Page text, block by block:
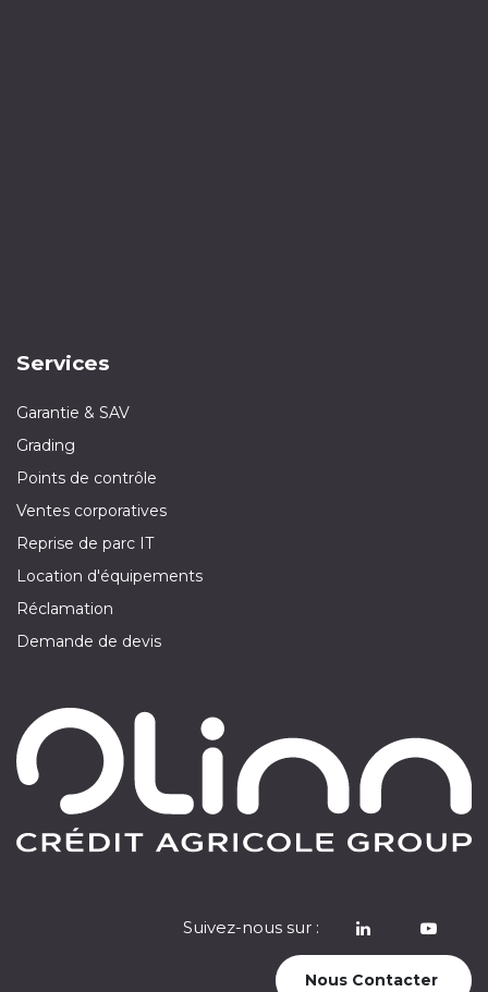
Services
Garantie & SAV
Grading
Points de contrôle
Ventes corporatives
Reprise de parc IT
Location d'équipements
Réclamation
Demande de devis
Suivez-nous sur :
Nous Contacter